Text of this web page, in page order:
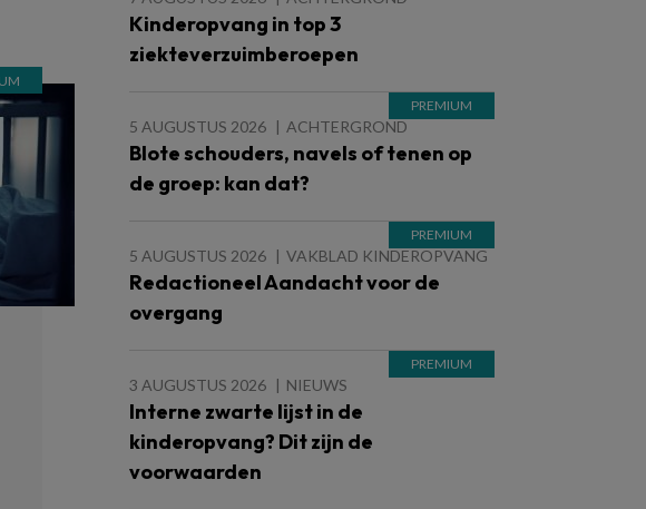
Kinderopvang in top 3
ziekteverzuimberoepen
5 AUGUSTUS 2026 ACHTERGROND
Blote schouders, navels of tenen op
de groep: kan dat?
5 AUGUSTUS 2026 VAKBLAD KINDEROPVANG
Redactioneel Aandacht voor de
overgang
3 AUGUSTUS 2026 NIEUWS
Interne zwarte lijst in de
kinderopvang? Dit zijn de
voorwaarden